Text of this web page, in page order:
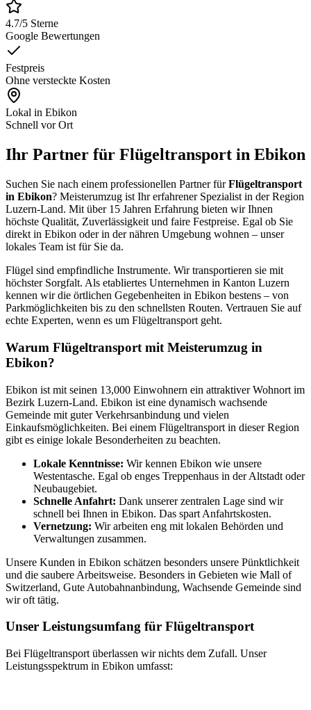
4.7/5 Sterne
Google Bewertungen
Festpreis
Ohne versteckte Kosten
Lokal in Ebikon
Schnell vor Ort
Ihr Partner für Flügeltransport in Ebikon
Suchen Sie nach einem professionellen Partner fürFlügeltransport
in Ebikon? Meisterumzug ist Ihr erfahrener Spezialist in der Region
Luzern-Land. Mit über 15 Jahren Erfahrung bieten wir Ihnen
höchste Qualität, Zuverlässigkeit und faire Festpreise. Egal ob Sie
direkt in Ebikon oder in der nähren Umgebung wohnen – unser
lokales Team ist für Sie da.
Flügel sind empfindliche Instrumente. Wir transportieren sie mit
höchster Sorgfalt. Als etabliertes Unternehmen in Kanton Luzern
kennen wir die örtlichen Gegebenheiten in Ebikon bestens – von
Parkmöglichkeiten bis zu den schnellsten Routen. Vertrauen Sie auf
echte Experten, wenn es um Flügeltransport geht.
Warum Flügeltransport mit Meisterumzug in
Ebikon?
Ebikon ist mit seinen 13,000 Einwohnern ein attraktiver Wohnort im
Bezirk Luzern-Land. Ebikon ist eine dynamisch wachsende
Gemeinde mit guter Verkehrsanbindung und vielen
Einkaufsmöglichkeiten. Bei einem Flügeltransport in dieser Region
gibt es einige lokale Besonderheiten zu beachten.
Lokale Kenntnisse: Wir kennen Ebikon wie unsere
Westentasche. Egal ob enges Treppenhaus in der Altstadt oder
Neubaugebiet.
Schnelle Anfahrt: Dank unserer zentralen Lage sind wir
schnell bei Ihnen in Ebikon. Das spart Anfahrtskosten.
Vernetzung: Wir arbeiten eng mit lokalen Behörden und
Verwaltungen zusammen.
Unsere Kunden in Ebikon schätzen besonders unsere Pünktlichkeit
und die saubere Arbeitsweise. Besonders in Gebieten wie Mall of
Switzerland, Gute Autobahnanbindung, Wachsende Gemeinde sind
wir oft tätig.
Unser Leistungsumfang für Flügeltransport
Bei Flügeltransport überlassen wir nichts dem Zufall. Unser
Leistungsspektrum in Ebikon umfasst: